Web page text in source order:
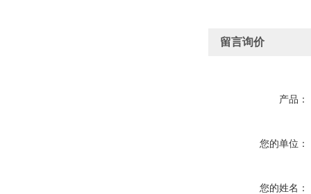
留言询价
产品：
您的单位：
您的姓名：